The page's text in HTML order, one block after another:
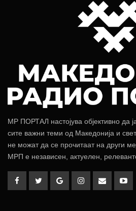
МР ПОРТАЛ настојува објективно да
сите важни теми од Македонија и
не можат да се прочитаат на други
МРП е независен, актуелен,